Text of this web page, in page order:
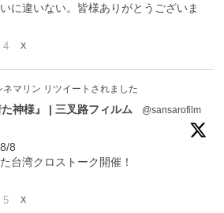
に違いない。皆様ありがとうございま
4 X
ネマリン リツイートされました
神様』 | 三叉路フィルム
@sansarofilm
8
台湾クロストーク開催！
5 X